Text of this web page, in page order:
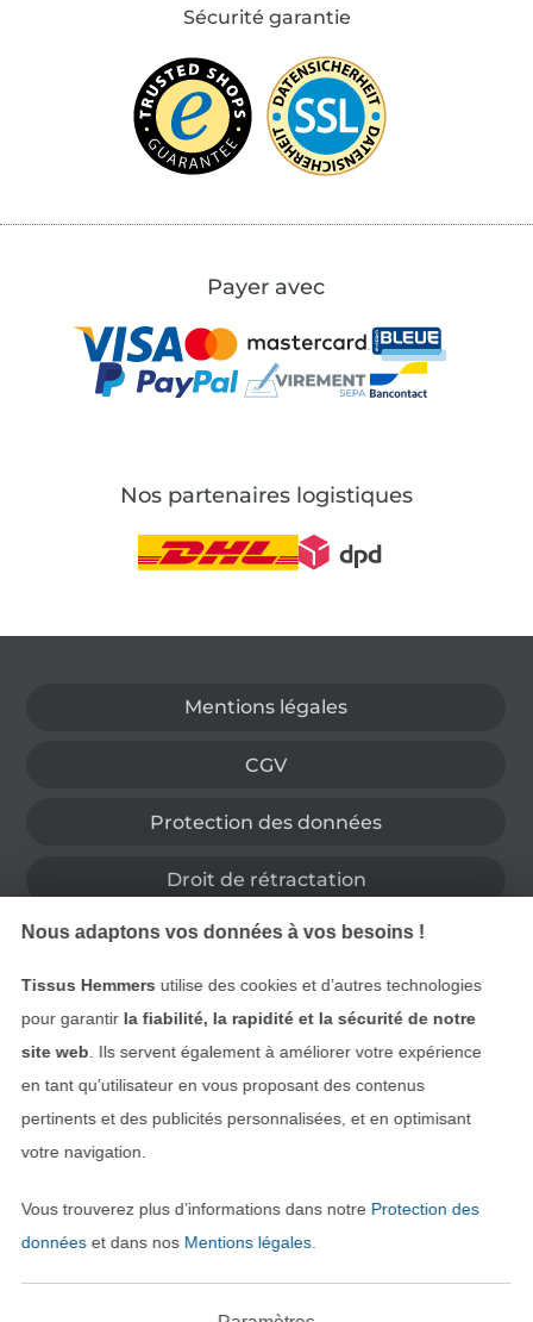
Sécurité garantie
Payer avec
Nos partenaires logistiques
Mentions légales
CGV
Protection des données
Droit de rétractation
Contact
Trouvez plus d’idées
Nous adaptons vos données à vos besoins !
Tissus Hemmers utilise des cookies et d’autres technologies
pour garantir la fiabilité, la rapidité et la sécurité de notre
site web . Ils servent également à améliorer votre expérience
en tant qu’utilisateur en vous proposant des contenus
pertinents et des publicités personnalisées, et en optimisant
votre navigation.
Vous trouverez plus d’informations dans notre Protection des
donnéeset dans nos Mentions légales.